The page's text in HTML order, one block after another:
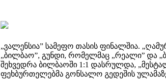
„ვალენსია” სამეფო თასის ფინალშია.
„ბილბაო”, გუნდი, რომელმაც „რეალი” და
შეხვედრა ბილბაოში 1:1 დასრულდა,
ფეხბურთელებმა გონსალო გედეშის